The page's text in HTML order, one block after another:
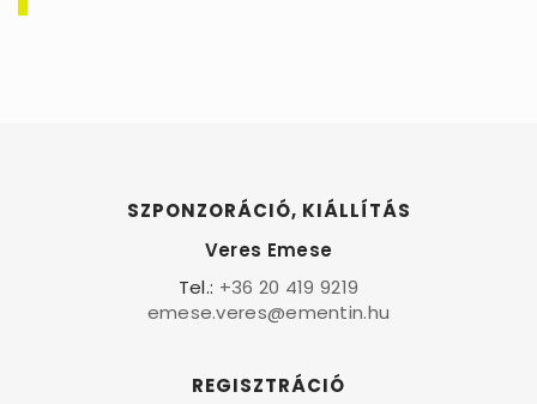
SZPONZORÁCIÓ, KIÁLLÍTÁS
Veres Emese
Tel.: +36 20 419 9219
emese.veres@ementin.hu
REGISZTRÁCIÓ